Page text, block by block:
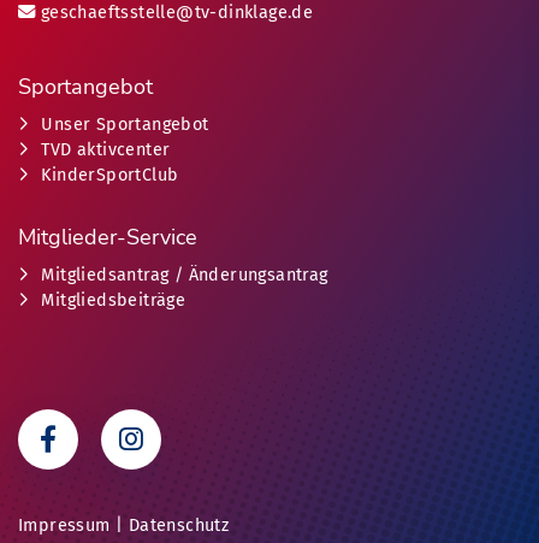
geschaeftsstelle@tv-dinklage.de
Sportangebot
Unser Sportangebot
TVD aktivcenter
KinderSportClub
Mitglieder-Service
Mitgliedsantrag / Änderungsantrag
Mitgliedsbeiträge
Impressum Datenschutz